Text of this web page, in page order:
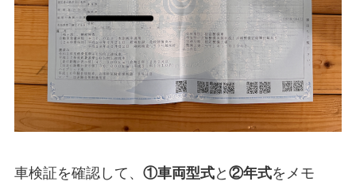
車検証を確認して、 ①車両型式と ②年式をメモ